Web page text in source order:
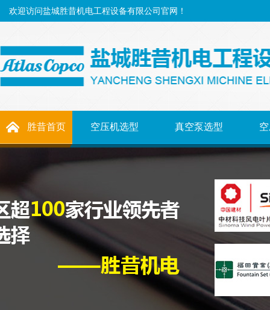
欢迎访问盐城胜昔机电工程设备有限公司官网！
胜昔首页 空压机选型 真空泵选型